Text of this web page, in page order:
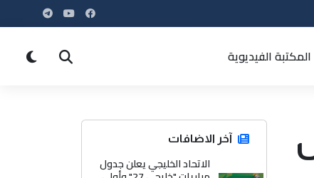
المكتبة الفيديوية
آخر الاضافات
الاتحاد الخليجي يعلن جدول